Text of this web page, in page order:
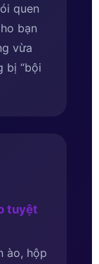
quen
bạn
vừa
bị “bội
tuyệt
ào, hộp